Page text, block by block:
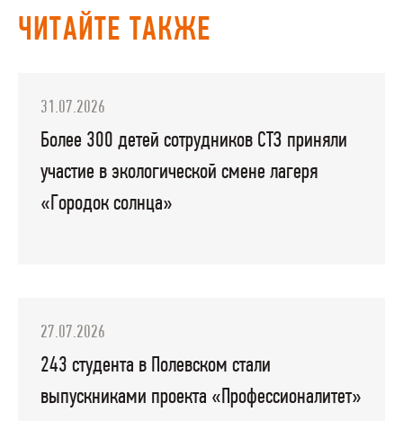
ЧИТАЙТЕ ТАКЖЕ
31.07.2026
Более 300 детей сотрудников СТЗ приняли
участие в экологической смене лагеря
«Городок солнца»
27.07.2026
243 студента в Полевском стали
выпускниками проекта «Профессионалитет»